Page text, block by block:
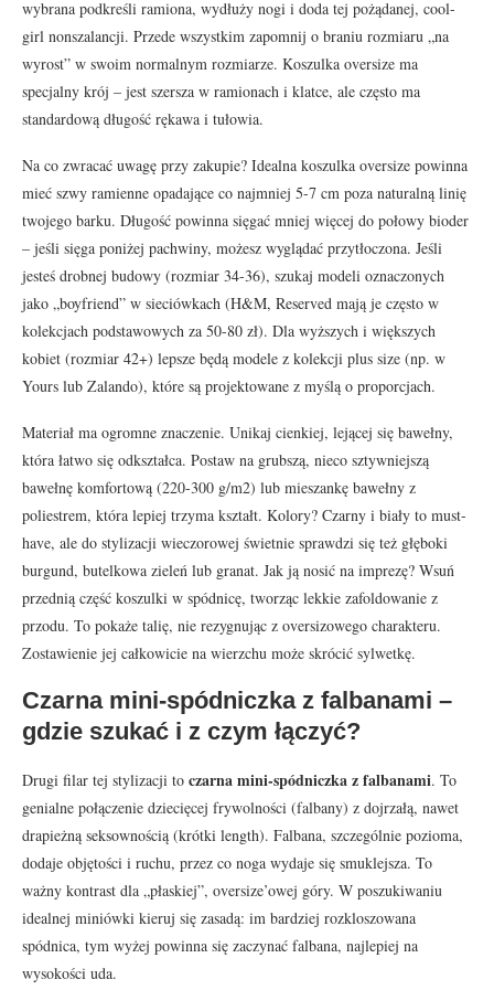
wybrana podkreśli ramiona, wydłuży nogi i doda tej pożądanej, cool-
girl nonszalancji. Przede wszystkim zapomnij o braniu rozmiaru „na
wyrost” w swoim normalnym rozmiarze. Koszulka oversize ma
specjalny krój – jest szersza w ramionach i klatce, ale często ma
standardową długość rękawa i tułowia.
Na co zwracać uwagę przy zakupie? Idealna koszulka oversize powinna
mieć szwy ramienne opadające co najmniej 5-7 cm poza naturalną linię
twojego barku. Długość powinna sięgać mniej więcej do połowy bioder
– jeśli sięga poniżej pachwiny, możesz wyglądać przytłoczona. Jeśli
jesteś drobnej budowy (rozmiar 34-36), szukaj modeli oznaczonych
jako „boyfriend” w sieciówkach (H&M, Reserved mają je często w
kolekcjach podstawowych za 50-80 zł). Dla wyższych i większych
kobiet (rozmiar 42+) lepsze będą modele z kolekcji plus size (np. w
Yours lub Zalando), które są projektowane z myślą o proporcjach.
Materiał ma ogromne znaczenie. Unikaj cienkiej, lejącej się bawełny,
która łatwo się odkształca. Postaw na grubszą, nieco sztywniejszą
bawełnę komfortową (220-300 g/m2) lub mieszankę bawełny z
poliestrem, która lepiej trzyma kształt. Kolory? Czarny i biały to must-
have, ale do stylizacji wieczorowej świetnie sprawdzi się też głęboki
burgund, butelkowa zieleń lub granat. Jak ją nosić na imprezę? Wsuń
przednią część koszulki w spódnicę, tworząc lekkie zafoldowanie z
przodu. To pokaże talię, nie rezygnując z oversizowego charakteru.
Zostawienie jej całkowicie na wierzchu może skrócić sylwetkę.
Czarna mini-spódniczka z falbanami –
gdzie szukać i z czym łączyć?
Drugi filar tej stylizacji to czarna mini-spódniczka z falbanami. To
genialne połączenie dziecięcej frywolności (falbany) z dojrzałą, nawet
drapieżną seksownością (krótki length). Falbana, szczególnie pozioma,
dodaje objętości i ruchu, przez co noga wydaje się smuklejsza. To
ważny kontrast dla „płaskiej”, oversize’owej góry. W poszukiwaniu
idealnej miniówki kieruj się zasadą: im bardziej rozkloszowana
spódnica, tym wyżej powinna się zaczynać falbana, najlepiej na
wysokości uda.